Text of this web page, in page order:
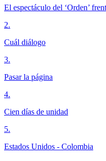
El espectáculo del ‘Orden’
2.
Cuál diálogo
3.
Pasar la página
4.
Cien días de unidad
5.
Estados Unidos - Colombia